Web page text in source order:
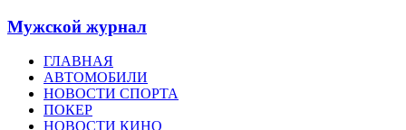
Мужской журнал
ГЛАВНАЯ
АВТОМОБИЛИ
НОВОСТИ СПОРТА
ПОКЕР
НОВОСТИ КИНО